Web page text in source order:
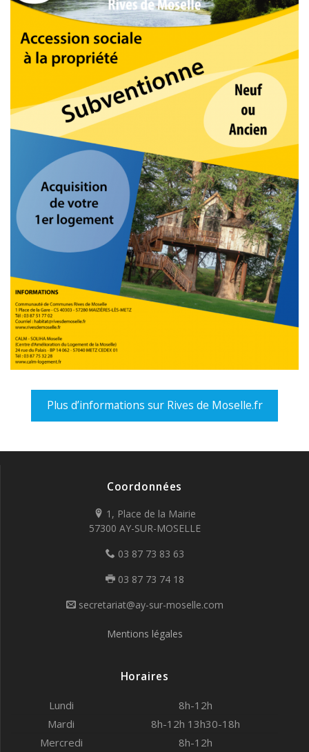
Plus d’informations sur Rives de Moselle.fr
Coordonnées
1, Place de la Mairie
57300 AY-SUR-MOSELLE
03 87 73 83 63
03 87 73 74 18
secretariat@ay-sur-moselle.com
Mentions légales
Horaires
Lundi
8h-12h
Mardi
8h-12h 13h30-18h
Mercredi
8h-12h